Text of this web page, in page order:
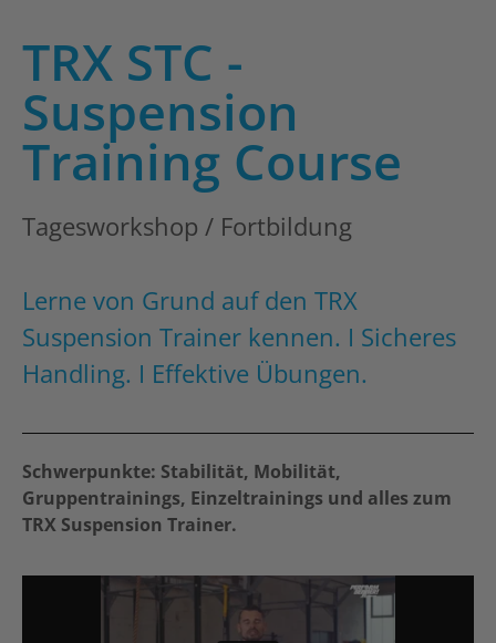
TRX STC -
Suspension
Training Course
Tagesworkshop / Fortbildung
Lerne von Grund auf den TRX
Suspension Trainer kennen. I Sicheres
Handling. I Effektive Übungen.
Schwerpunkte: Stabilität, Mobilität,
Gruppentrainings, Einzeltrainings und alles zum
TRX Suspension Trainer.